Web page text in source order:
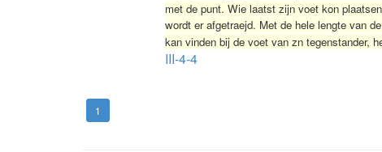
met de punt. Wie laatst zijn voet kon
wordt er afgetraejd. Met de hele lengte van
kan vinden bij de voet van zn tegenstander,
III-4-4
1